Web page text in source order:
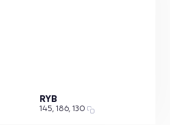
RYB
145, 186, 130